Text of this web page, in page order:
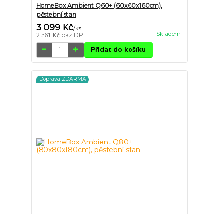
HomeBox Ambient Q60+ (60x60x160cm),
pěstební stan
3 099 Kč/ks
2 561 Kč bez DPH Skladem
Přidat do košíku
Doprava ZDARMA